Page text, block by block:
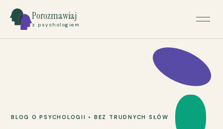
Porozmawiaj
z psychologiem
BLOG O PSYCHOLOGII • BEZ TRUDNYCH SŁÓW